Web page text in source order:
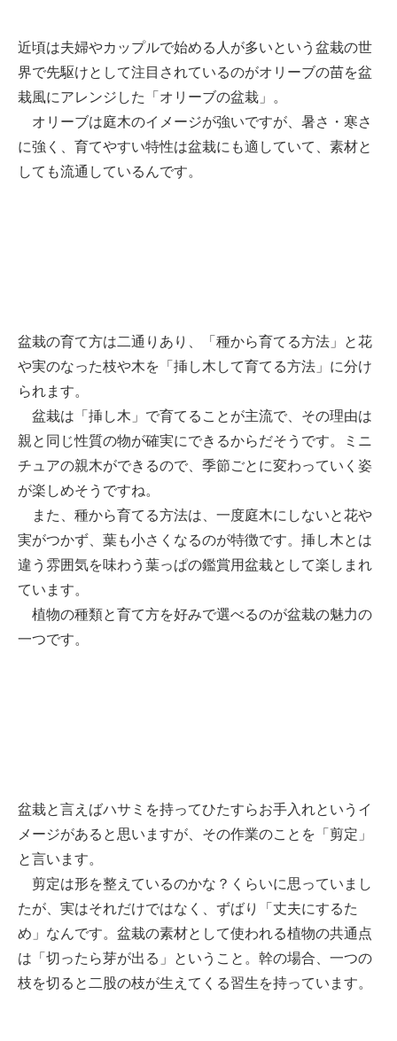
近頃は夫婦やカップルで始める人が多いという盆栽の世
界で先駆けとして注目されているのがオリーブの苗を盆
栽風にアレンジした「オリーブの盆栽」。
オリーブは庭木のイメージが強いですが、暑さ・寒さ
に強く、育てやすい特性は盆栽にも適していて、素材と
しても流通しているんです。
盆栽の育て方は二通りあり、「種から育てる方法」と花
や実のなった枝や木を「挿し木して育てる方法」に分け
られます。
盆栽は「挿し木」で育てることが主流で、その理由は
親と同じ性質の物が確実にできるからだそうです。ミニ
チュアの親木ができるので、季節ごとに変わっていく姿
が楽しめそうですね。
また、種から育てる方法は、一度庭木にしないと花や
実がつかず、葉も小さくなるのが特徴です。挿し木とは
違う雰囲気を味わう葉っぱの鑑賞用盆栽として楽しまれ
ています。
植物の種類と育て方を好みで選べるのが盆栽の魅力の
一つです。
盆栽と言えばハサミを持ってひたすらお手入れというイ
メージがあると思いますが、その作業のことを「剪定」
と言います。
剪定は形を整えているのかな？くらいに思っていまし
たが、実はそれだけではなく、ずばり「丈夫にするた
め」なんです。盆栽の素材として使われる植物の共通点
は「切ったら芽が出る」ということ。幹の場合、一つの
枝を切ると二股の枝が生えてくる習生を持っています。